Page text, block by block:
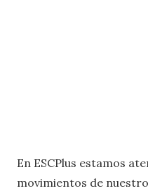
En ESCPlus estamos
movimientos de